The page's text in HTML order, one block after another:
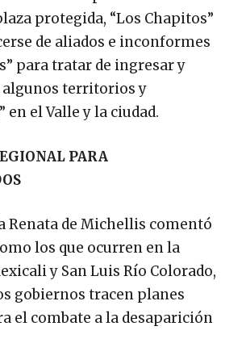
protegida, “Los Chapitos”
de aliados e inconformes
para tratar de ingresar y
algunos territorios y
en el Valle y la ciudad.
PARA
Renata de Michellis comentó
los que ocurren en la
y San Luis Río Colorado,
gobiernos tracen planes
el combate a la desaparición